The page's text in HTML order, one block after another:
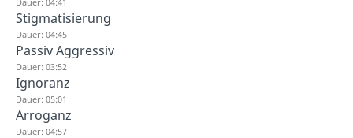
Stigmatisierung
Dauer: 04:45
Passiv Aggressiv
Dauer: 03:52
Ignoranz
Dauer: 05:01
Arroganz
Dauer: 04:57